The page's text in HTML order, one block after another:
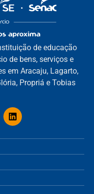
de educação
de bens, serviços e
em Aracaju, Lagarto,
Propriá e Tobias